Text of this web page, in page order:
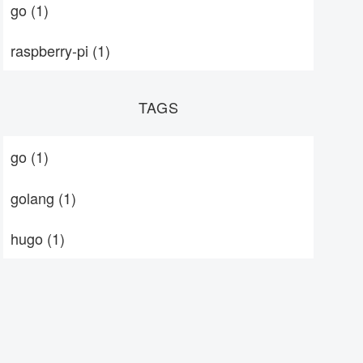
go (1)
raspberry-pi (1)
TAGS
go (1)
golang (1)
hugo (1)